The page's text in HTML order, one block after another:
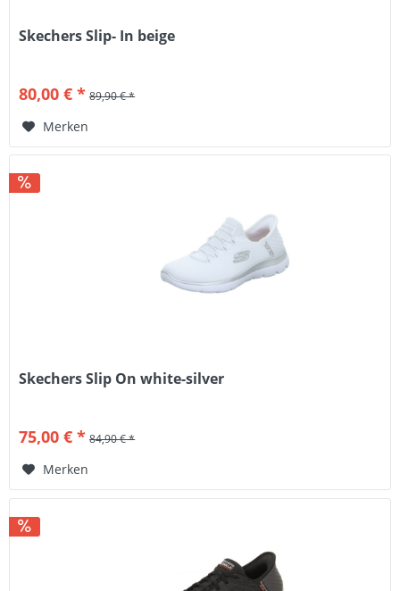
Skechers Slip- In beige
80,00 € * 89,90 € *
Merken
Skechers Slip On white-silver
75,00 € * 84,90 € *
Merken